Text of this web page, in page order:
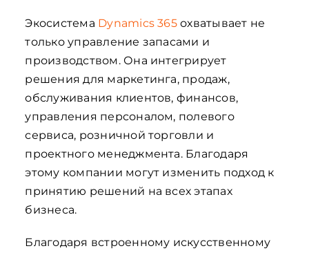
Экосистема Dynamics 365охватывает не
только управление запасами и
производством. Она интегрирует
решения для маркетинга, продаж,
обслуживания клиентов, финансов,
управления персоналом, полевого
сервиса, розничной торговли и
проектного менеджмента. Благодаря
этому компании могут изменить подход к
принятию решений на всех этапах
бизнеса.
Благодаря встроенному искусственному